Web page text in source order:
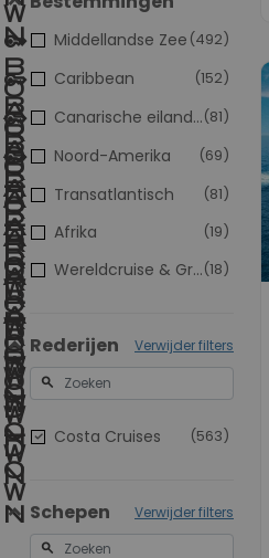
(492)
Middellandse Zee
(152)
Caribbean
(81)
Canarische eilanden
(81)
Transatlantisch
(69)
Noord-Amerika
(19)
Afrika
(18)
Wereldcruise & Grand Voyages
Rederijen Verwijder filters
search
(563)
Costa Cruises
Schepen Verwijder filters
search